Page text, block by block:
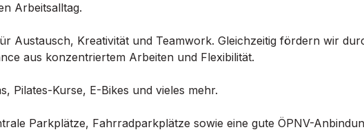
Arbeitsalltag.
Austausch, Kreativität und Teamwork. Gleichzeitig fördern wir
aus konzentriertem Arbeiten und Flexibilität.
Pilates-Kurse, E-Bikes und vieles mehr.
Parkplätze, Fahrradparkplätze sowie eine gute ÖPNV-